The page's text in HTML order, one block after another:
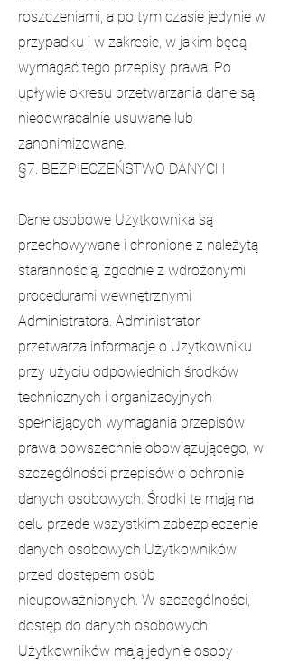
roszczeniami, a po tym czasie jedynie w
przypadku i w zakresie, w jakim będą
wymagać tego przepisy prawa. Po
upływie okresu przetwarzania dane są
nieodwracalnie usuwane lub
zanonimizowane.
§7. BEZPIECZEŃSTWO DANYCH
Dane osobowe Użytkownika są
przechowywane i chronione z należytą
starannością, zgodnie z wdrożonymi
procedurami wewnętrznymi
Administratora. Administrator
przetwarza informacje o Użytkowniku
przy użyciu odpowiednich środków
technicznych i organizacyjnych
spełniających wymagania przepisów
prawa powszechnie obowiązującego, w
szczególności przepisów o ochronie
danych osobowych. Środki te mają na
celu przede wszystkim zabezpieczenie
danych osobowych Użytkowników
przed dostępem osób
nieupoważnionych. W szczególności,
dostęp do danych osobowych
Użytkowników mają jedynie osoby